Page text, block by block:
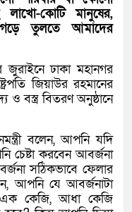
কোটি মানুষের,
তুলতে আমাদের
জুরাইনে ঢাকা মহানগর
জিয়াউর রহমানের
ও বস্ত্র বিতরণ অনুষ্ঠানে
বলেন, আপনি যদি
চেষ্টা করবেন আবর্জনা
সঠিকভাবে ফেলার
আপনি যে আবর্জনাটা
কেজি, আধা কেজি